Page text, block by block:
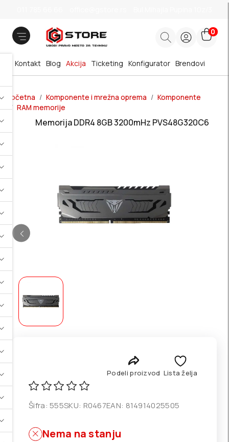
0
Brendovi
Blog Akcija
Kontakt Ticketing Konfigurator
Početna Komponente i mrežna oprema
Komponente
RAM memorije
Memorija DDR4 8GB 3200mHz PVS48G320C6
Podeli proizvod Lista želja
Šifra:555SKU: R0467EAN: 814914025505
Nema na stanju